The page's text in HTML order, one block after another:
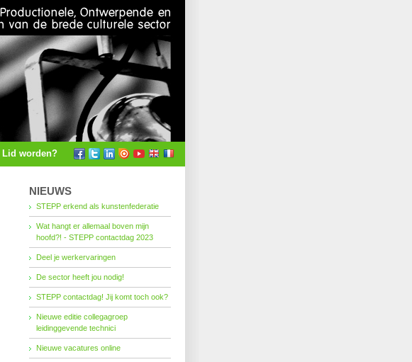
Lid worden?
NIEUWS
STEPP erkend als kunstenfederatie
Wat hangt er allemaal boven mijn
hoofd?! - STEPP contactdag 2023
Deel je werkervaringen
De sector heeft jou nodig!
STEPP contactdag! Jij komt toch ook?
Nieuwe editie collegagroep
leidinggevende technici
Nieuwe vacatures online